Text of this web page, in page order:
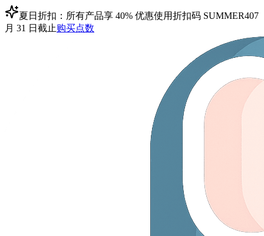
夏日折扣：所有产品享 40% 优惠使用折扣码 SUMMER407
月 31 日截止购买点数